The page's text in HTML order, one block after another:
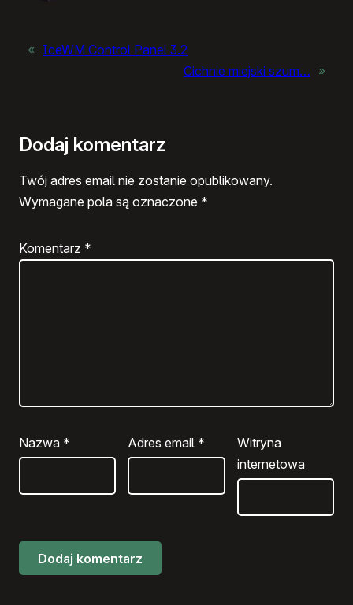
« IceWM Control Panel 3.2
Cichnie miejski szum… »
Dodaj komentarz
Twój adres email nie zostanie opublikowany.
Wymagane pola są oznaczone *
Komentarz *
Nazwa * Adres email *
Witryna
internetowa